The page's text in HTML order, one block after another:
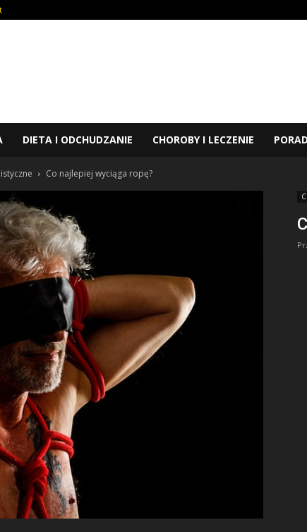
DIETA I ODCHUDZANIE CHOROBY I LECZENIE
Co najlepiej wyciąga ropę?